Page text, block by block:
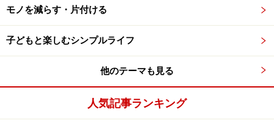
レトルトカレー（家族それぞれが好きな味をチョイ
ス）
レトルト丼（こちらも牛丼だったり中華丼だった
り、各自の好みをストック）
パスタ＋パスタソース
モノを減らす・片付ける
子どもと楽しむシンプルライフ
他のテーマも見る
人気記事ランキング